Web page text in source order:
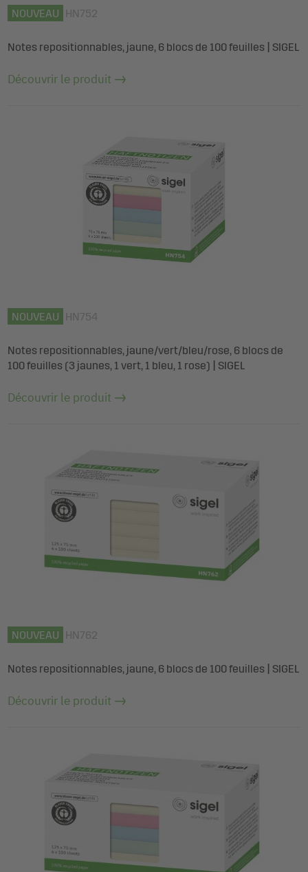
NOUVEAU HN752
Notes repositionnables, jaune, 6 blocs de 100 feuilles | SIGEL
Découvrir le produit
NOUVEAU HN754
Notes repositionnables, jaune/vert/bleu/rose, 6 blocs de
100 feuilles (3 jaunes, 1 vert, 1 bleu, 1 rose) | SIGEL
Découvrir le produit
NOUVEAU HN762
Notes repositionnables, jaune, 6 blocs de 100 feuilles | SIGEL
Découvrir le produit